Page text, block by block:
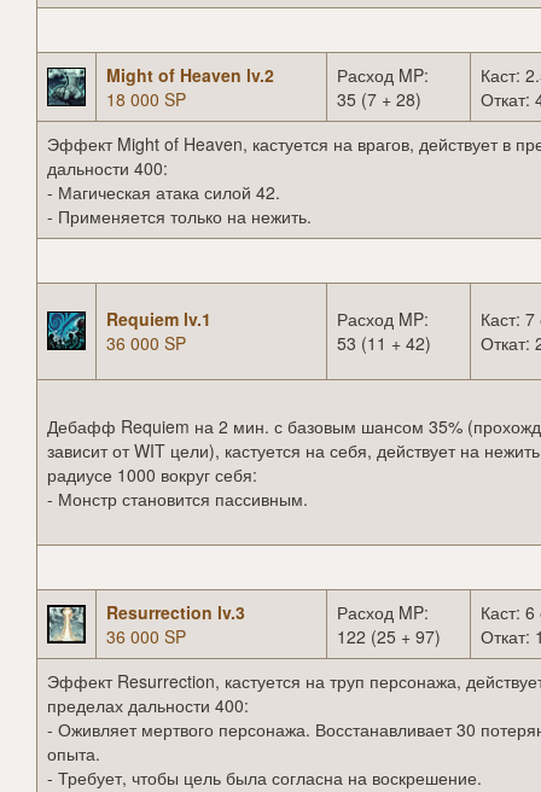
Might of Heaven lv.2
18 000 SP
Расход MP:
35 (7 + 28)
Каст:
Откат:
Эффект Might of Heaven, кастуется на врагов, действует в
дальности 400:
- Магическая атака силой 42.
- Применяется только на нежить.
Requiem lv.1
36 000 SP
Расход MP:
53 (11 + 42)
Каст: 7
Откат:
Дебафф Requiem на 2 мин. с базовым шансом 35%
зависит от WIT цели), кастуется на себя, действует на
радиусе 1000 вокруг себя:
- Монстр становится пассивным.
Resurrection lv.3
36 000 SP
Расход MP:
122 (25 + 97)
Каст: 6
Откат:
Эффект Resurrection, кастуется на труп персонажа,
пределах дальности 400:
- Оживляет мертвого персонажа. Восстанавливает 30
опыта.
- Требует, чтобы цель была согласна на воскрешение.